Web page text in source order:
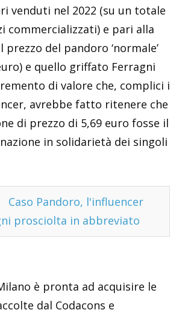
venduti nel 2022 (su un totale
commercializzati) e pari alla
del pandoro ‘normale’
e quello griffato Ferragni
di valore che, complici i
avrebbe fatto ritenere che
di prezzo di 5,69 euro fosse il
in solidarietà dei singoli
Caso Pandoro, l'influencer
prosciolta in abbreviato
è pronta ad acquisire le
dal Codacons e